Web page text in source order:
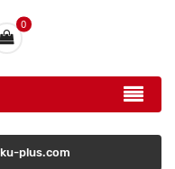
0
plus.com